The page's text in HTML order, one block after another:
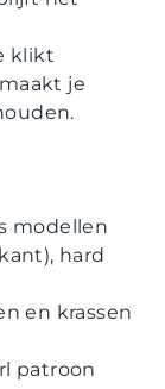
klikt
je
modellen
hard
en krassen
patroon